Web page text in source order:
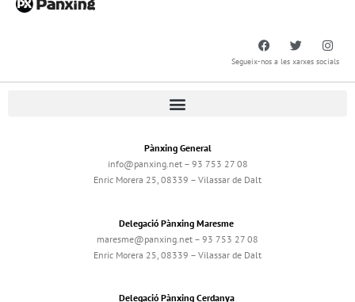
Segueix-nos a les xarxes socials
Pànxing General
info@panxing.net – 93 753 27 08
Enric Morera 25, 08339 – Vilassar de Dalt
Delegació Pànxing Maresme
maresme@panxing.net – 93 753 27 08
Enric Morera 25, 08339 – Vilassar de Dalt
Delegació Pànxing Cerdanya